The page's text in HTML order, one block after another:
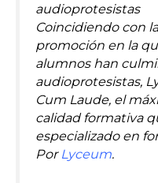
audioprotesistas
Coincidiendo con
promoción en la
alumnos han
audioprotesistas,
Cum Laude, el
calidad formativa
especializado en
Por Lyceum.